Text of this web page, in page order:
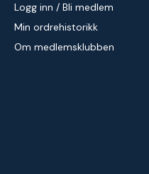
Logg inn / Bli medlem
Min ordrehistorikk
Om medlemsklubben